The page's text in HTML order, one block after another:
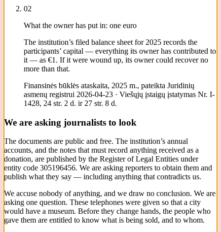
02
What the owner has put in: one euro
The institution’s filed balance sheet for 2025 records the
participants’ capital — everything its owner has contributed to
it — as €1. If it were wound up, its owner could recover no
more than that.
Finansinės būklės ataskaita, 2025 m., pateikta Juridinių
asmenų registrui 2026-04-23 · Viešųjų įstaigų įstatymas Nr. I-
1428, 24 str. 2 d. ir 27 str. 8 d.
We are asking journalists to look
The documents are public and free. The institution’s annual
accounts, and the notes that must record anything received as a
donation, are published by the Register of Legal Entities under
entity code 305196456. We are asking reporters to obtain them and
publish what they say — including anything that contradicts us.
We accuse nobody of anything, and we draw no conclusion. We are
asking one question. These telephones were given so that a city
would have a museum. Before they change hands, the people who
gave them are entitled to know what is being sold, and to whom.